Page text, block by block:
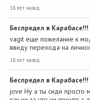
18 лет назад
Беспредел в Карабасе!!!
vagit еще пожелание к
ввиду перехода на
18 лет назад
Беспредел в Карабасе!!!
jove Ну а ты сиди просто